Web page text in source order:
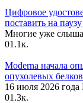
Цифровое
поставить на паузу
Многие уже
01.1к.
Moderna начала
опухолевых
16 июля 2026 года
01.3к.